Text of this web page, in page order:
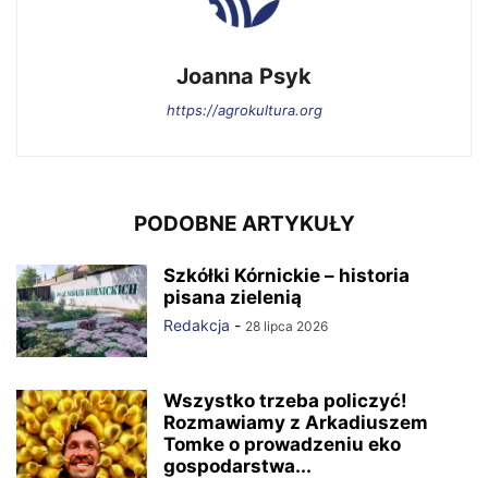
Joanna Psyk
https://agrokultura.org
PODOBNE ARTYKUŁY
Szkółki Kórnickie – historia
pisana zielenią
Redakcja - 28 lipca 2026
Wszystko trzeba policzyć!
Rozmawiamy z Arkadiuszem
Tomke o prowadzeniu eko
gospodarstwa...